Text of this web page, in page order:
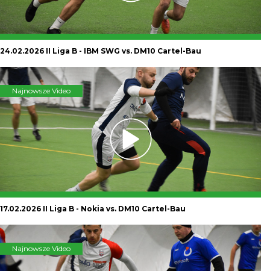
24.02.2026 II Liga B - IBM SWG vs. DM10 Cartel-Bau
Najnowsze Video
17.02.2026 II Liga B - Nokia vs. DM10 Cartel-Bau
Najnowsze Video